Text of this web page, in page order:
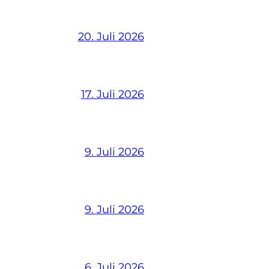
20. Juli 2026
17. Juli 2026
9. Juli 2026
9. Juli 2026